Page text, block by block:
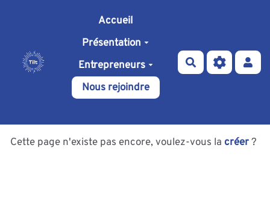
Aller au contenu principal
Accueil
Présentation
Entrepreneurs
Nous rejoindre
Rechercher
Cette page n'existe pas encore, voulez-vous la créer?